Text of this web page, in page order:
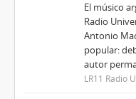
El músico
Radio
Antonio
popular:
autor
LR11 Radio